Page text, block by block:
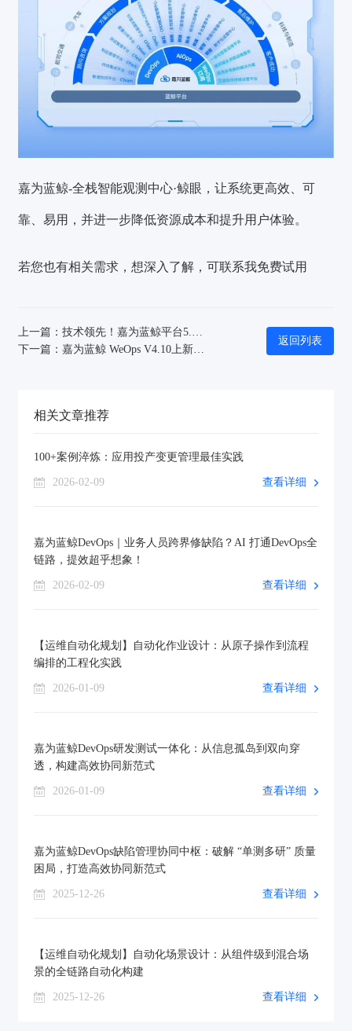
嘉为蓝鲸-全栈智能观测中心·鲸眼，让系统更高效、可
靠、易用，并进一步降低资源成本和提升用户体验。
若您也有相关需求，想深入了解，可联系我免费试用
上一篇：技术领先！嘉为蓝鲸平台5.0重磅发布
下一篇：嘉为蓝鲸 WeOps V4.10上新 | 聚焦监控管理模块优化
返回列表
相关文章推荐
100+案例淬炼：应用投产变更管理最佳实践
2026-02-09 查看详细
嘉为蓝鲸DevOps｜业务人员跨界修缺陷？AI 打通DevOps全
链路，提效超乎想象！
2026-02-09 查看详细
【运维自动化规划】自动化作业设计：从原子操作到流程
编排的工程化实践
2026-01-09 查看详细
嘉为蓝鲸DevOps研发测试一体化：从信息孤岛到双向穿
透，构建高效协同新范式
2026-01-09 查看详细
嘉为蓝鲸DevOps缺陷管理协同中枢：破解 “单测多研” 质量
困局，打造高效协同新范式
2025-12-26 查看详细
【运维自动化规划】自动化场景设计：从组件级到混合场
景的全链路自动化构建
2025-12-26 查看详细